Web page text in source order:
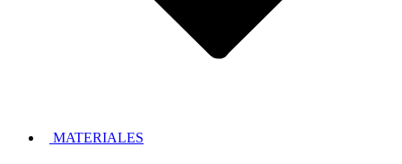
MATERIALES